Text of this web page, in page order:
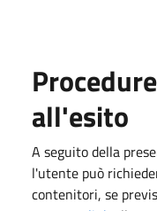
all'esito
A seguito della
l'utente può
contenitori, se